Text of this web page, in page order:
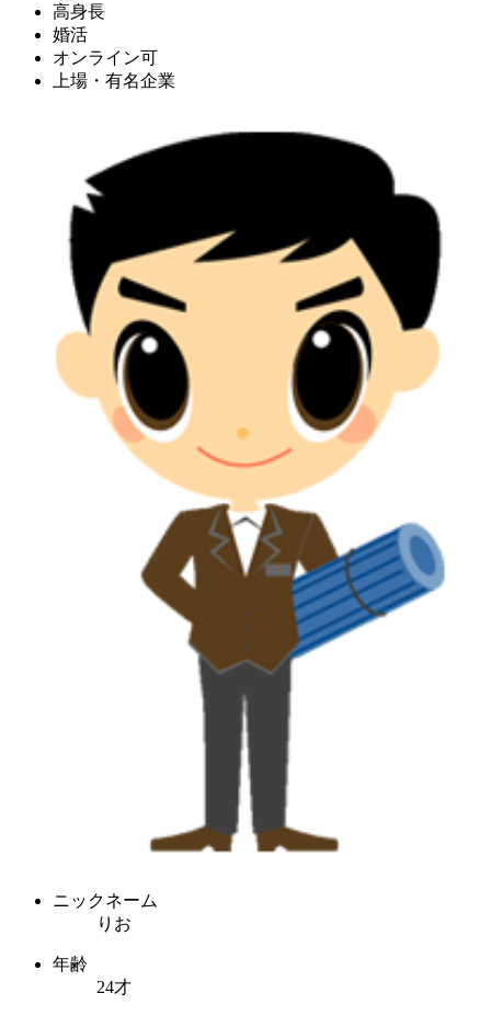
高身長
婚活
オンライン可
上場・有名企業
ニックネーム
りお
年齢
24才